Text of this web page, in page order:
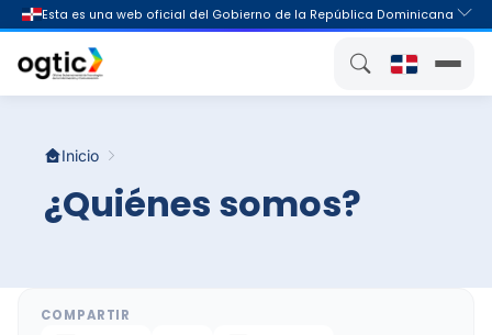
Inicio
¿Quiénes somos?
COMPARTIR